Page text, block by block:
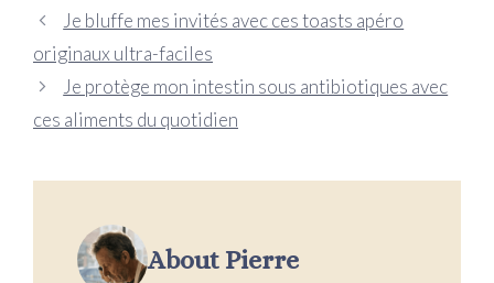
Je bluffe mes invités avec ces toasts apéro
originaux ultra-faciles
Je protège mon intestin sous antibiotiques avec
ces aliments du quotidien
About Pierre